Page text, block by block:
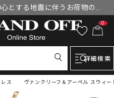
とする地震に伴うお荷物のお
いて
0
詳細検索
ヴァンクリーフ＆アーペル スウィ
ス